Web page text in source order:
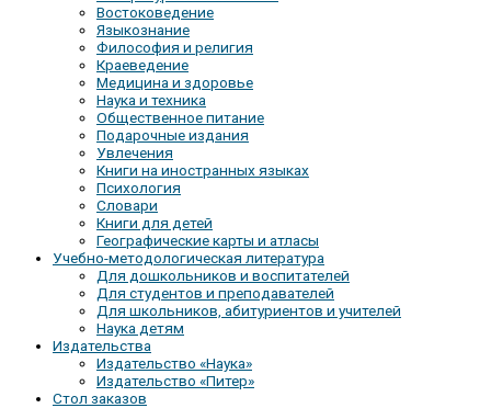
Востоковедение
Языкознание
Философия и религия
Краеведение
Медицина и здоровье
Наука и техника
Общественное питание
Подарочные издания
Увлечения
Книги на иностранных языках
Психология
Словари
Книги для детей
Географические карты и атласы
Учебно-методологическая литература
Для дошкольников и воспитателей
Для студентов и преподавателей
Для школьников, абитуриентов и учителей
Наука детям
Издательства
Издательство «Наука»
Издательство «Питер»
Стол заказов